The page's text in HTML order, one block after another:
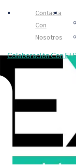
Contacta
Con
Nosotros
Colaboración Con El